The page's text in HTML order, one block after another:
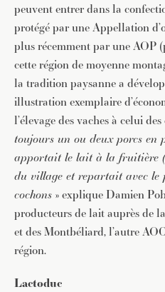
peuvent entrer dans la
protégé par une Appellation
plus récemment par une AOP
cette région de moyenne
la tradition paysanne a
illustration exemplaire
l’élevage des vaches à celui
toujours un ou deux porcs en
apportait le lait à la fruitière
du village et repartait avec
cochons » explique Damien
producteurs de lait auprès de
et des Montbéliard, l’autre
région.
Lactoduc